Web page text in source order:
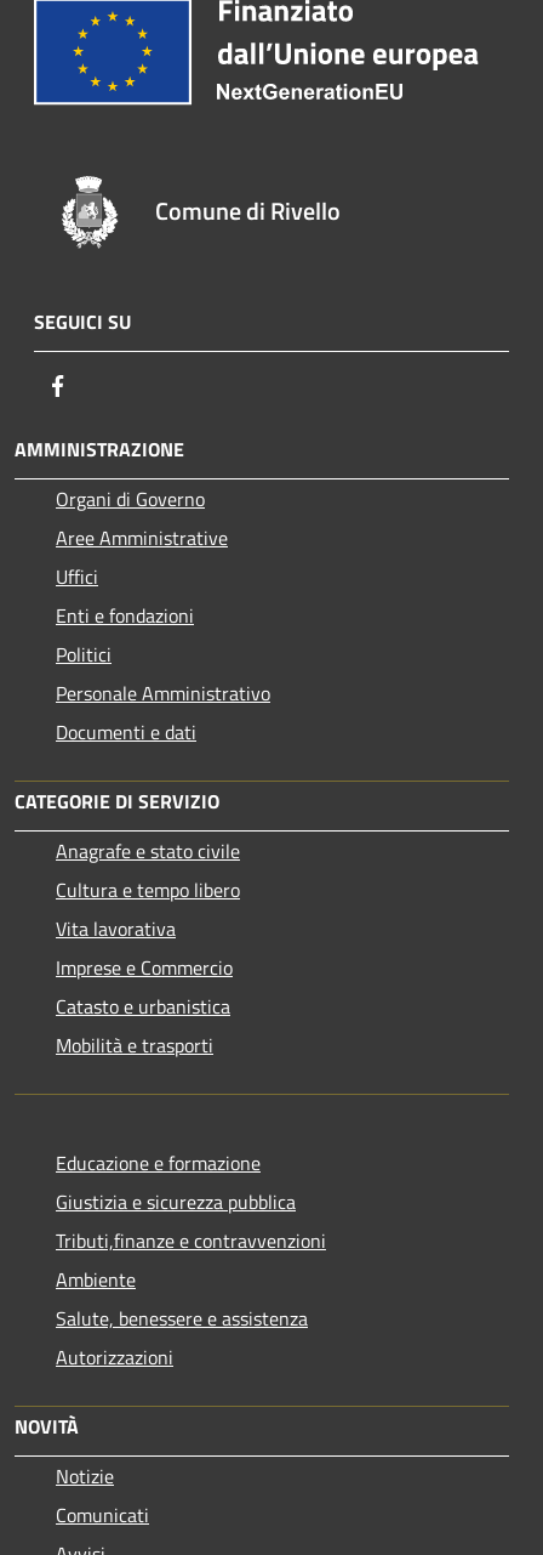
Comune di Rivello
SEGUICI SU
AMMINISTRAZIONE
Organi di Governo
Aree Amministrative
Uffici
Enti e fondazioni
Politici
Personale Amministrativo
Documenti e dati
CATEGORIE DI SERVIZIO
Anagrafe e stato civile
Cultura e tempo libero
Vita lavorativa
Imprese e Commercio
Catasto e urbanistica
Mobilità e trasporti
Educazione e formazione
Giustizia e sicurezza pubblica
Tributi,finanze e contravvenzioni
Ambiente
Salute, benessere e assistenza
Autorizzazioni
NOVITÀ
Notizie
Comunicati